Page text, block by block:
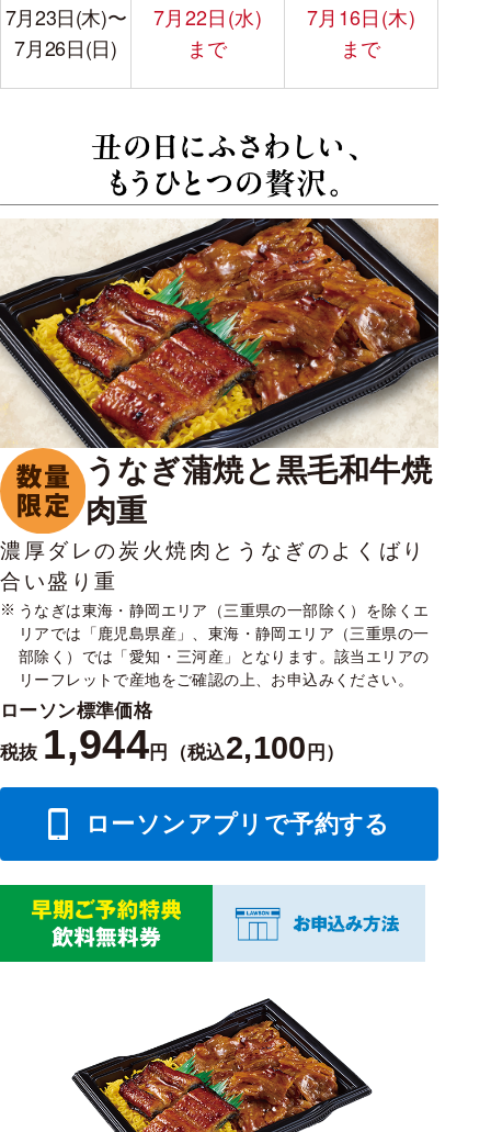
7月23日(木)〜
7月26日(日)
7月22日(水)
まで
7月16日(木)
まで
うなぎ蒲焼と黒毛和牛焼
肉重
濃厚ダレの炭火焼肉とうなぎのよくばり
合い盛り重
うなぎは東海・静岡エリア（三重県の一部除く）を除くエ
リアでは「鹿児島県産」、東海・静岡エリア（三重県の一
部除く）では「愛知・三河産」となります。該当エリアの
リーフレットで産地をご確認の上、お申込みください。
ローソン標準価格
税抜 1,944円（税込2,100円）
ローソンアプリで予約する